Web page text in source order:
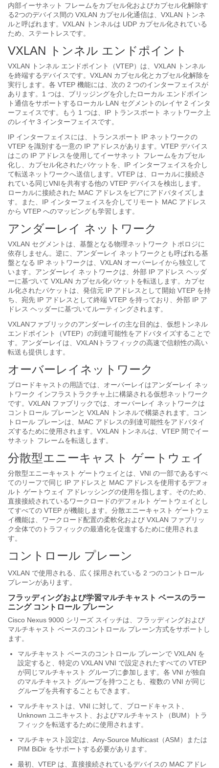
内部イーサネット フレームをカプセル化およびカプセル化解除す
る2つのデバイス間の VXLAN カプセル化通信は、VXLAN トンネ
ルと呼ばれます。VXLAN トンネルは UDP カプセル化されている
ため、ステートレスです。
VXLAN トンネル エンドポイント
VXLAN トンネル エンドポイント（VTEP）は、VXLAN トンネル
を終端するデバイスです。VXLAN カプセル化とカプセル化解除を
実行します。各 VTEP 機能には、次の 2 つのインターフェイスが
あります。1 つは、ブリッジングを介したローカル エンドポイン
ト通信をサポートするローカル LAN セグメントのレイヤ 2 インタ
ーフェイスです。もう 1 つは、IP トランスポート ネットワーク上
のレイヤ 3 インターフェイスです。
IP インターフェイスには、トランスポート IP ネットワークの
VTEP を識別する一意の IP アドレスがあります。VTEP デバイス
はこの IP アドレスを使用してイーサネット フレームをカプセル
化し、カプセル化されたパケットを、IP インターフェイスを介し
て転送ネットワークへ送信します。VTEP は、ローカルに接続さ
れている同じVNIを共有する他の VTEP デバイスを検出します。
ローカルに接続された MAC アドレスをピアにアドバタイズしま
す。また、IP インターフェイスを介してリモート MAC アドレス
から VTEP へのマッピングも学習します。
アンダーレイ ネットワーク
VXLAN セグメントは、基盤となる物理ネットワーク トポロジに
依存しません。逆に、アンダーレイ ネットワークとも呼ばれる基
盤となる IP ネットワークは、VXLAN オーバーレイから独立して
います。アンダーレイ ネットワークは、外部 IP アドレス ヘッダ
ーに基づいて VXLAN カプセル化パケットを転送します。カプセ
ル化されたパケットは、発信元 IP アドレスとして開始 VTEP を持
ち、宛先 IP アドレスとして終端 VTEP を持っており、外部 IP ア
ドレス ヘッダーに基づいてルーティングされます。
VXLANファブリックのアンダーレイの主な目的は、仮想トンネル
エンドポイント（VTEP）の到達可能性をアドバタイズすることで
す。アンダーレイは、VXLANトラフィックの高速で信頼性の高い
転送も提供します。
オーバーレイネットワーク
ブロードキャストの用語では、オーバーレイはアンダーレイ ネッ
トワーク インフラストラクチャ上に構築される仮想ネットワーク
です。VXLAN ファブリックでは、オーバーレイ ネットワークは
コントロール プレーンと VXLAN トンネルで構築されます。コン
トロール プレーンは、MAC アドレスの到達可能性をアドバタイ
ズするために使用されます。VXLAN トンネルは、VTEP 間でイー
サネット フレームを転送します。
分散型エニーキャスト ゲートウェイ
分散型エニーキャスト ゲートウェイとは、VNI の一部であるすべ
てのリーフで同じ IP アドレスと MAC アドレスを使用するデフォ
ルト ゲートウェイ アドレッシングの使用を指します。そのため、
直接接続されているワークロードのデフォルト ゲートウェイとし
てすべての VTEP が機能します。分散エニーキャスト ゲートウェ
イ機能は、ワークロード配置の柔軟化および VXLAN ファブリッ
ク全体でのトラフィックの最適化を促進するために使用されま
す。
コントロール プレーン
VXLAN で使用される、広く採用されている 2 つのコントロール
プレーンがあります。
フラッディングおよび学習マルチキャスト ベースのラー
ニング コントロール プレーン
Cisco Nexus 9000 シリーズ スイッチは、フラッディングおよび
マルチキャスト ベースのコントロール プレーン方式をサポートし
ます。
マルチキャスト ベースのコントロール プレーンで VXLAN を
設定すると、特定の VXLAN VNI で設定されたすべての VTEP
が同じマルチキャスト グループに参加します。各 VNI が独自
のマルチキャスト グループを持つことも、複数の VNI が同じ
グループを共有することもできます。
マルチキャストは、VNI に対して、ブロードキャスト、
Unknown ユニキャスト、およびマルチキャスト（BUM）トラ
フィックを転送するために使用されます。
マルチキャスト設定は、Any-Source Multicast（ASM）または
PIM BiDir をサポートする必要があります。
最初、VTEP は、直接接続されているデバイスの MAC アドレ